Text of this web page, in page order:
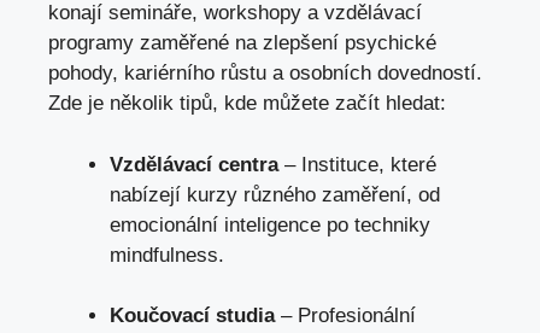
konají semináře, workshopy a vzdělávací
programy zaměřené na zlepšení psychické
pohody, kariérního růstu a osobních dovedností.
Zde je několik tipů, kde můžete začít hledat:
Vzdělávací centra– Instituce, které
nabízejí kurzy různého zaměření, od
emocionální inteligence po techniky
mindfulness.
Koučovací studia– Profesionální